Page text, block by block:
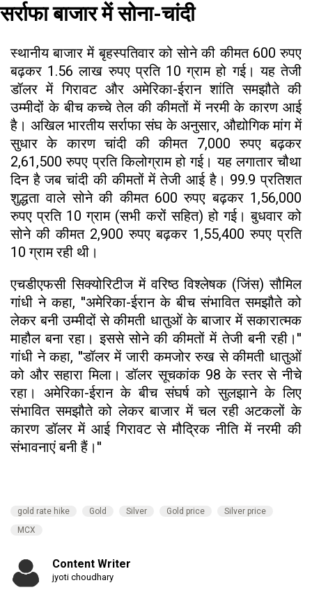
सर्राफा बाजार में सोना-चांदी
स्थानीय बाजार में बृहस्पतिवार को सोने की कीमत 600 रुपए
बढ़कर 1.56 लाख रुपए प्रति 10 ग्राम हो गई। यह तेजी
डॉलर में गिरावट और अमेरिका-ईरान शांति समझौते की
उम्मीदों के बीच कच्चे तेल की कीमतों में नरमी के कारण आई
है। अखिल भारतीय सर्राफा संघ के अनुसार, औद्योगिक मांग में
सुधार के कारण चांदी की कीमत 7,000 रुपए बढ़कर
2,61,500 रुपए प्रति किलोग्राम हो गई। यह लगातार चौथा
दिन है जब चांदी की कीमतों में तेजी आई है। 99.9 प्रतिशत
शुद्धता वाले सोने की कीमत 600 रुपए बढ़कर 1,56,000
रुपए प्रति 10 ग्राम (सभी करों सहित) हो गई। बुधवार को
सोने की कीमत 2,900 रुपए बढ़कर 1,55,400 रुपए प्रति
10 ग्राम रही थी।
एचडीएफसी सिक्योरिटीज में वरिष्ठ विश्लेषक (जिंस) सौमिल
गांधी ने कहा, ''अमेरिका-ईरान के बीच संभावित समझौते को
लेकर बनी उम्मीदों से कीमती धातुओं के बाजार में सकारात्मक
माहौल बना रहा। इससे सोने की कीमतों में तेजी बनी रही।''
गांधी ने कहा, ''डॉलर में जारी कमजोर रुख से कीमती धातुओं
को और सहारा मिला। डॉलर सूचकांक 98 के स्तर से नीचे
रहा। अमेरिका-ईरान के बीच संघर्ष को सुलझाने के लिए
संभावित समझौते को लेकर बाजार में चल रही अटकलों के
कारण डॉलर में आई गिरावट से मौद्रिक नीति में नरमी की
संभावनाएं बनी हैं।''
gold rate hike Gold Silver Gold price
Silver price
MCX
Content Writer
jyoti choudhary